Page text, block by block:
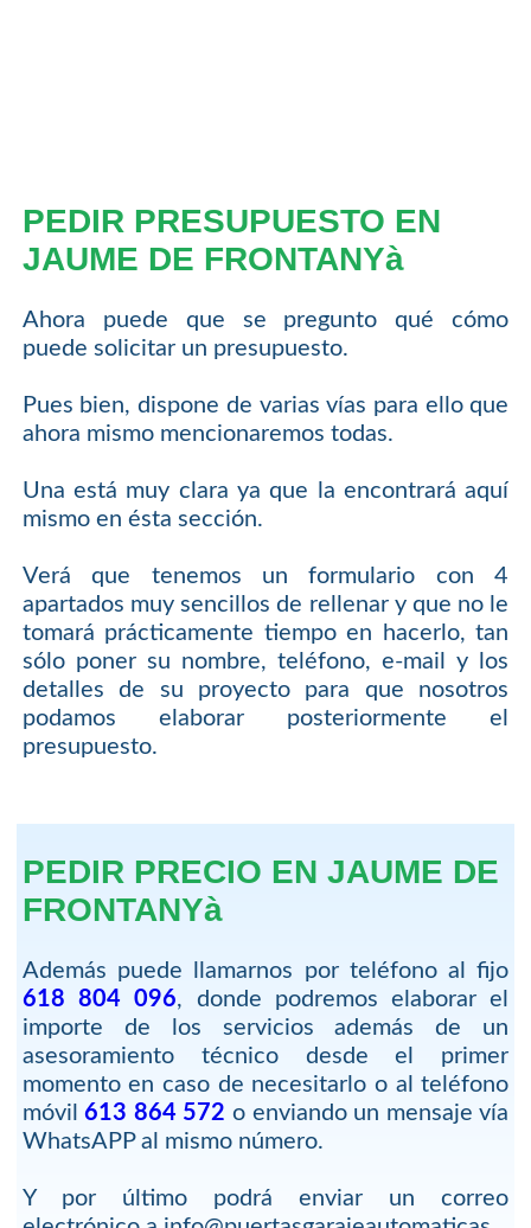
PEDIR PRESUPUESTO EN
JAUME DE FRONTANYà
Ahora puede que se pregunto qué cómo
puede solicitar un presupuesto.
Pues bien, dispone de varias vías para ello que
ahora mismo mencionaremos todas.
Una está muy clara ya que la encontrará aquí
mismo en ésta sección.
Verá que tenemos un formulario con 4
apartados muy sencillos de rellenar y que no le
tomará prácticamente tiempo en hacerlo, tan
sólo poner su nombre, teléfono, e-mail y los
detalles de su proyecto para que nosotros
podamos elaborar posteriormente el
presupuesto.
PEDIR PRECIO EN JAUME DE
FRONTANYà
Además puede llamarnos por teléfono al fijo
618 804 096, donde podremos elaborar el
importe de los servicios además de un
asesoramiento técnico desde el primer
momento en caso de necesitarlo o al teléfono
móvil613 864 572 o enviando un mensaje vía
WhatsAPP al mismo número.
Y por último podrá enviar un correo